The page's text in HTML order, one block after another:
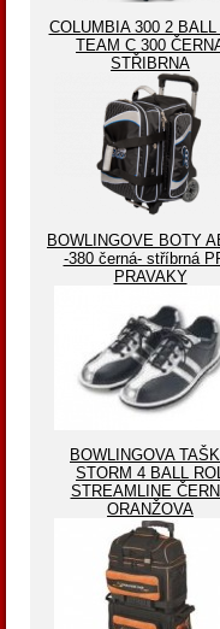
COLUMBIA 300 2 BALL
TEAM C 300
STŘIBRNA
BOWLINGOVE BOTY
-380 černá- stříbrná
PRAVAKY
BOWLINGOVA
STORM 4 BALL
STREAMLINE
ORANŽOVA